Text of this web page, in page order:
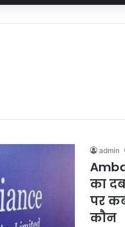
admin
का
पर
कौन